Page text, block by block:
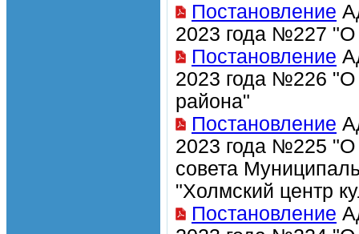
Постановление
2023 года №227 "О
Постановление
2023 года №226
района"
Постановление
2023 года №225 "О
совета
"Холмский центр
Постановление